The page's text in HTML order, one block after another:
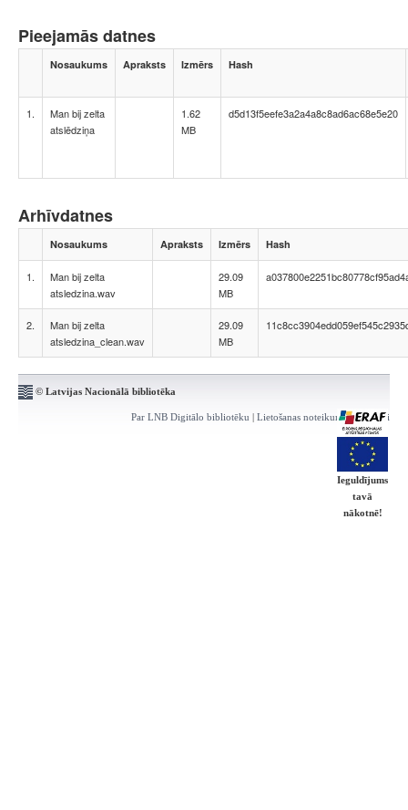
Pieejamās datnes
Nosaukums Apraksts Izmērs Hash
1.
Man bij zelta
atslēdziņa
1.62
MB
d5d13f5eefe3a2a4a8c8ad6ac68e5e20
Arhīvdatnes
Nosaukums Apraksts Izmērs Hash
1.
Man bij zelta
atsledzina.wav
29.09
MB
2.
Man bij zelta
atsledzina_clean.wav
29.09
MB
© Latvijas Nacionālā bibliotēka
Par LNB Digitālo bibliotēku | Lietošanas noteikumi | Kontakti
Ieguldījums
tavā
nākotnē!